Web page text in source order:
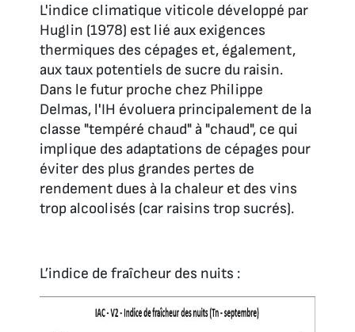
L'indice climatique viticole développé par
Huglin (1978) est lié aux exigences
thermiques des cépages et, également,
aux taux potentiels de sucre du raisin.
Dans le futur proche chez Philippe
Delmas, l'IH évoluera principalement de la
classe "tempéré chaud" à "chaud", ce qui
implique des adaptations de cépages pour
éviter des plus grandes pertes de
rendement dues à la chaleur et des vins
trop alcoolisés (car raisins trop sucrés).
L’indice de fraîcheur des nuits :